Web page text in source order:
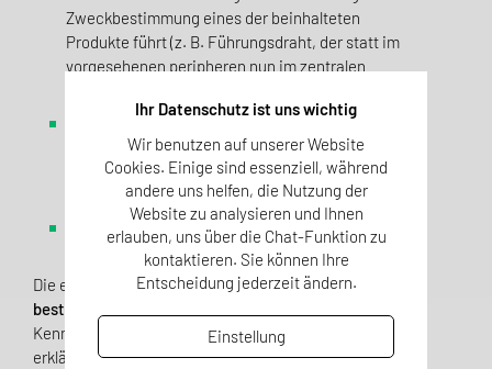
Zweckbestimmung eines der beinhalteten
Produkte führt (z. B. Führungsdraht, der statt im
vorgesehenen peripheren nun im zentralen
ein Produkt anders prozessiert wird als dessen
Hersteller oder Konformitätserklärung es vorsieht
(z. B. Auspacken, Sterilisation,
Lagerungsbedingungen)
ein Bestandteil kein CE trägt.
Die erwartbar
höchste Risikoklasse eines Bestandteils
bestimmt die Set-Klasse
Kennzeichnung. Für das Setpacking mit Konformitäts­
erklärung, also Sets höher als Klasse I, bedarf es der
Ihr Datenschutz ist uns wichtig
Wir benutzen auf unserer Website
Cookies. Einige sind essenziell, während
andere uns helfen, die Nutzung der
Website zu analysieren und Ihnen
erlauben, uns über die Chat-Funktion zu
kontaktieren. Sie können Ihre
Entscheidung jederzeit ändern.
Einstellung